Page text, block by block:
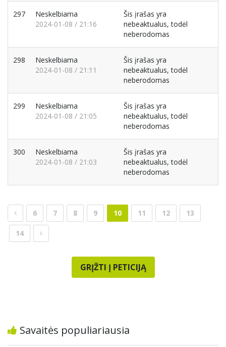
297
Neskelbiama
2024-01-08 / 21:16
Šis įrašas yra
nebeaktualus, todėl
neberodomas
298
Neskelbiama
2024-01-08 / 21:11
Šis įrašas yra
nebeaktualus, todėl
neberodomas
299
Neskelbiama
2024-01-08 / 21:05
Šis įrašas yra
nebeaktualus, todėl
neberodomas
300
Neskelbiama
2024-01-08 / 21:03
Šis įrašas yra
nebeaktualus, todėl
neberodomas
6 7 8 9 10 11 12 13
14
GRĮŽTI Į PETICIJĄ
Savaitės populiariausia